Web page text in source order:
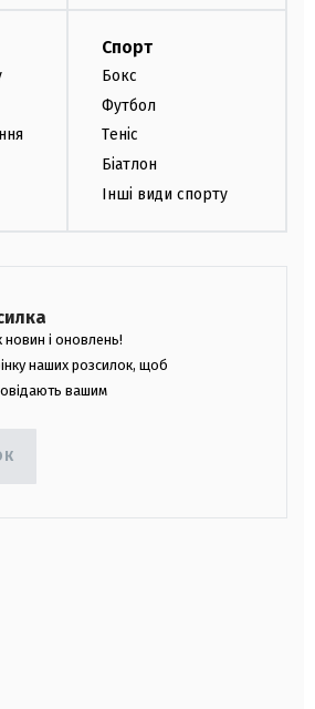
Спорт
Бокс
Футбол
Теніс
Біатлон
Інші види спорту
новин і оновлень!
наших розсилок, щоб
вашим